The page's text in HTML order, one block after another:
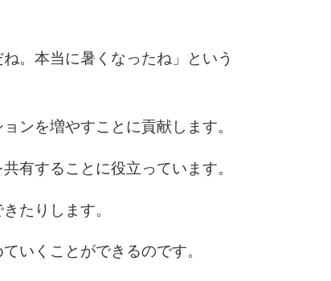
。本当に暑くなったね」という
ンを増やすことに貢献します。
有することに役立っています。
たりします。
いくことができるのです。